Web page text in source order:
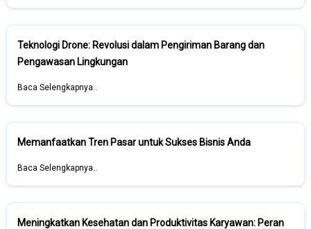
Teknologi Drone: Revolusi dalam Pengiriman Barang dan
Pengawasan Lingkungan
Baca Selengkapnya..
Memanfaatkan Tren Pasar untuk Sukses Bisnis Anda
Baca Selengkapnya..
Meningkatkan Kesehatan dan Produktivitas Karyawan: Peran